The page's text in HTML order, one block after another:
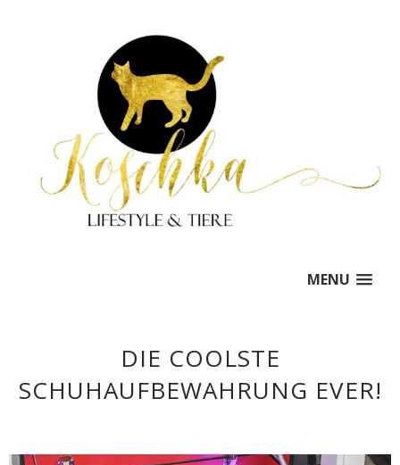
MENU
DIE COOLSTE
SCHUHAUFBEWAHRUNG EVER!